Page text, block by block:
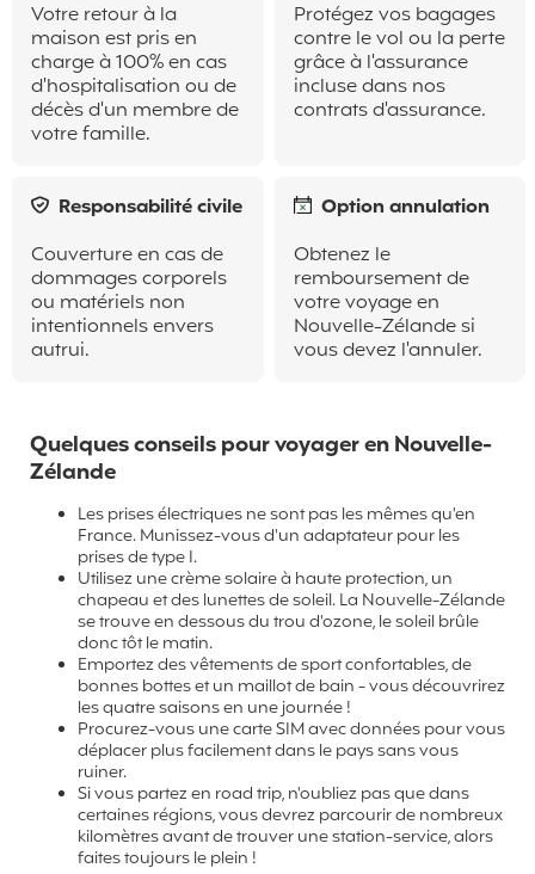
Votre retour à la
maison est pris en
charge à 100% en cas
d'hospitalisation ou de
décès d'un membre de
votre famille.
Protégez vos bagages
contre le vol ou la perte
grâce à l'assurance
incluse dans nos
contrats d'assurance.
Responsabilité civile
Couverture en cas de
dommages corporels
ou matériels non
intentionnels envers
autrui.
Option annulation
Obtenez le
remboursement de
votre voyage en
Nouvelle-Zélande si
vous devez l'annuler.
Quelques conseils pour voyager en Nouvelle-
Zélande
Les prises électriques ne sont pas les mêmes qu'en
France. Munissez-vous d'un adaptateur pour les
prises de type I.
Utilisez une crème solaire à haute protection, un
chapeau et des lunettes de soleil. La Nouvelle-Zélande
se trouve en dessous du trou d'ozone, le soleil brûle
donc tôt le matin.
Emportez des vêtements de sport confortables, de
bonnes bottes et un maillot de bain - vous découvrirez
les quatre saisons en une journée !
Procurez-vous une carte SIM avec données pour vous
déplacer plus facilement dans le pays sans vous
ruiner.
Si vous partez en road trip, n'oubliez pas que dans
certaines régions, vous devrez parcourir de nombreux
kilomètres avant de trouver une station-service, alors
faites toujours le plein !